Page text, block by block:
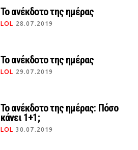
Το ανέκδοτο της ημέρας
LOL 28.07.2019
Το ανέκδοτο της ημέρας
LOL 29.07.2019
Το ανέκδοτο της ημέρας: Πόσο
κάνει 1+1;
LOL 30.07.2019